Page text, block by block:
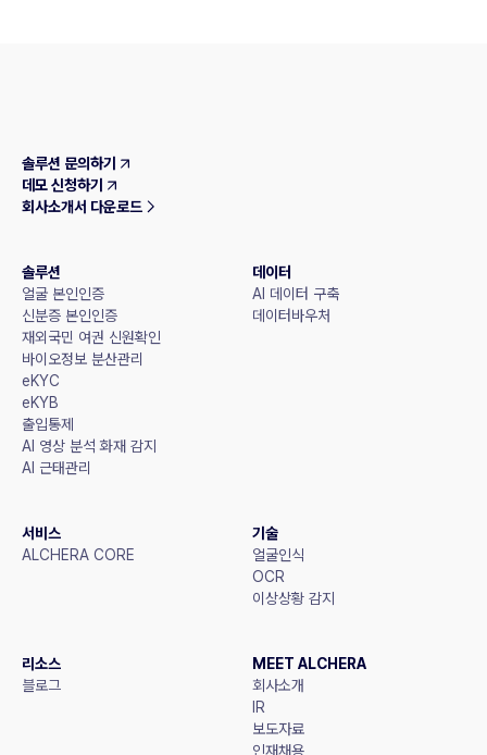
솔루션 문의하기
데모 신청하기
회사소개서 다운로드
솔루션
얼굴 본인인증
신분증 본인인증
재외국민 여권 신원확인
바이오정보 분산관리
eKYC
eKYB
출입통제
AI 영상 분석 화재 감지
AI 근태관리
데이터
AI 데이터 구축
데이터바우처
서비스
ALCHERA CORE
기술
얼굴인식
OCR
이상상황 감지
리소스
블로그
MEET ALCHERA
회사소개
IR
보도자료
인재채용